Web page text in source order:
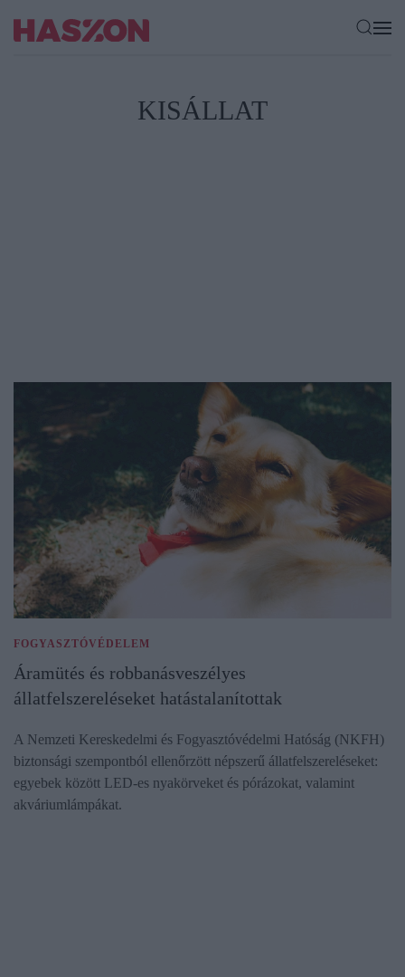
KISÁLLAT
FOGYASZTÓVÉDELEM
Áramütés és robbanásveszélyes
állatfelszereléseket hatástalanítottak
A Nemzeti Kereskedelmi és Fogyasztóvédelmi Hatóság (NKFH)
biztonsági szempontból ellenőrzött népszerű állatfelszereléseket:
egyebek között LED-es nyakörveket és pórázokat, valamint
akváriumlámpákat.